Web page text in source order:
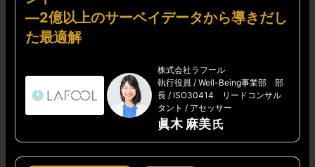
―2億以上のサーベイデータから導きだし
た最適解
株式会社ラフール
執行役員 / Well-Being事業部 部
長 / ISO30414 リードコンサル
タント / アセッサー
眞木 麻美